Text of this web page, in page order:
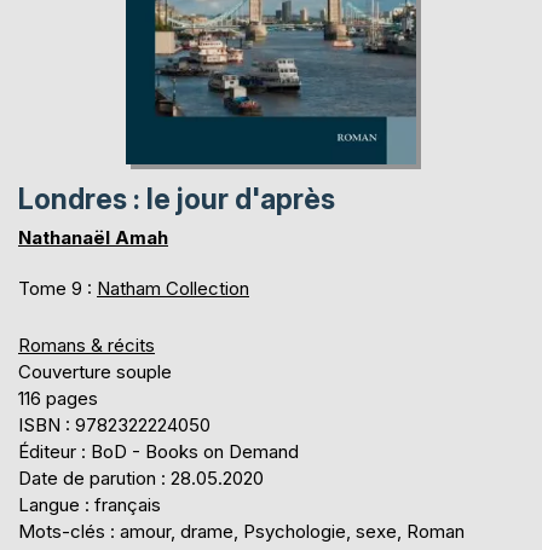
Londres : le jour d'après
Nathanaël Amah
Tome 9 : Natham Collection
Romans & récits
Couverture souple
116 pages
ISBN : 9782322224050
Éditeur : BoD - Books on Demand
Date de parution : 28.05.2020
Langue : français
Mots-clés : amour, drame, Psychologie, sexe, Roman